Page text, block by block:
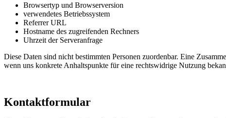
Browsertyp und Browserversion
verwendetes Betriebssystem
Referrer URL
Hostname des zugreifenden Rechners
Uhrzeit der Serveranfrage
Diese Daten sind nicht bestimmten Personen zuordenbar. Eine
wenn uns konkrete Anhaltspunkte für eine rechtswidrige Nutzung
Kontaktformular